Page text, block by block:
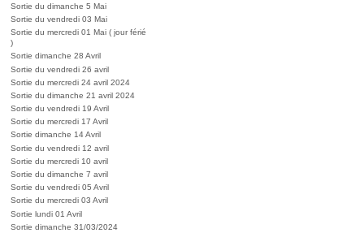
Sortie du dimanche 5 Mai
Sortie du vendredi 03 Mai
Sortie du mercredi 01 Mai ( jour férié
)
Sortie dimanche 28 Avril
Sortie du vendredi 26 avril
Sortie du mercredi 24 avril 2024
Sortie du dimanche 21 avril 2024
Sortie du vendredi 19 Avril
Sortie du mercredi 17 Avril
Sortie dimanche 14 Avril
Sortie du vendredi 12 avril
Sortie du mercredi 10 avril
Sortie du dimanche 7 avril
Sortie du vendredi 05 Avril
Sortie du mercredi 03 Avril
Sortie lundi 01 Avril
Sortie dimanche 31/03/2024